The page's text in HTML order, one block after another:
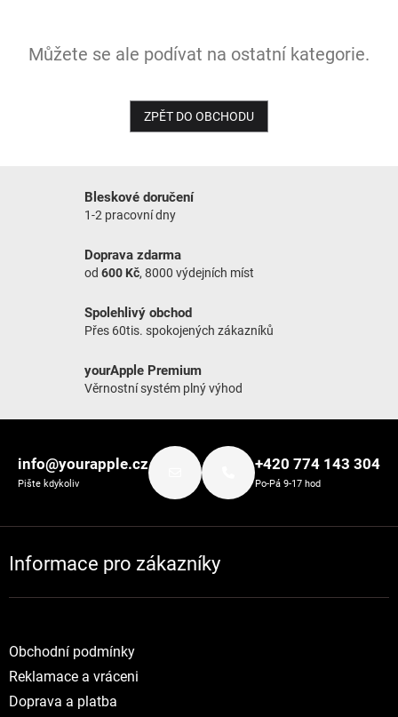
Můžete se ale podívat na ostatní kategorie.
ZPĚT DO OBCHODU
Bleskové doručení
1-2 pracovní dny
Doprava zdarma
od 600 Kč, 8000 výdejních míst
Spolehlivý obchod
Přes 60tis. spokojených zákazníků
yourApple Premium
Věrnostní systém plný výhod
info@yourapple.cz
Pište kdykoliv
+420 774 143 304
Po-Pá 9-17 hod
Informace pro zákazníky
Obchodní podmínky
Reklamace a vráceni
Doprava a platba